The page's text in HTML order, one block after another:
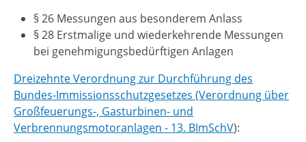
§ 26 Messungen aus besonderem Anlass
§ 28 Erstmalige und wiederkehrende Messungen
bei genehmigungsbedürftigen Anlagen
Dreizehnte Verordnung zur Durchführung des
Bundes-Immissionsschutzgesetzes (Verordnung über
Großfeuerungs-, Gasturbinen- und
Verbrennungsmotoranlagen - 13. BImSchV):